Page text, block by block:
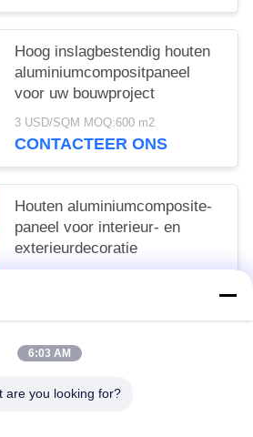
Hoog inslagbestendig houten
aluminiumcompositpaneel
voor uw bouwproject
3 USD/SQM MOQ:600 m2
CONTACTEER ONS
Houten aluminiumcomposite-
paneel voor interieur- en
exterieurdecoratie
6:03 AM
are you looking for?